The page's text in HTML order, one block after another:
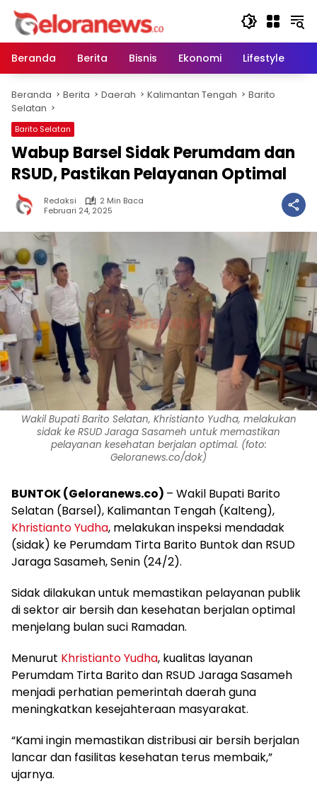
Langsung
konten
Beranda
Berita Bisnis Ekonomi Lifestyle
Beranda Berita Daerah Kalimantan Tengah
Barito
Selatan
Barito Selatan
Wabup Barsel Sidak Perumdam dan
RSUD, Pastikan Pelayanan Optimal
Redaksi
2 Min Baca
Februari 24, 2025
Wakil Bupati Barito Selatan, Khristianto Yudha, melakukan
sidak ke RSUD Jaraga Sasameh untuk memastikan
pelayanan kesehatan berjalan optimal. (foto:
Geloranews.co/dok)
BUNTOK (Geloranews.co) – Wakil Bupati Barito
Selatan (Barsel), Kalimantan Tengah (Kalteng),
Khristianto Yudha, melakukan inspeksi mendadak
(sidak) ke Perumdam Tirta Barito Buntok dan RSUD
Jaraga Sasameh, Senin (24/2).
Sidak dilakukan untuk memastikan pelayanan publik
di sektor air bersih dan kesehatan berjalan optimal
menjelang bulan suci Ramadan.
Menurut Khristianto Yudha, kualitas layanan
Perumdam Tirta Barito dan RSUD Jaraga Sasameh
menjadi perhatian pemerintah daerah guna
meningkatkan kesejahteraan masyarakat.
“Kami ingin memastikan distribusi air bersih berjalan
lancar dan fasilitas kesehatan terus membaik,”
ujarnya.